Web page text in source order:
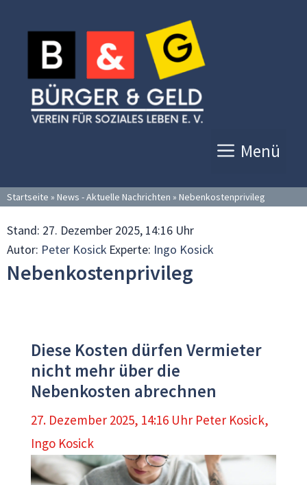
Inhalt
springen
Menü
Startseite » News - Aktuelle Nachrichten » Nebenkostenprivileg
Stand: 27. Dezember 2025, 14:16 Uhr
Autor: Peter Kosick Experte: Ingo Kosick
Nebenkostenprivileg
Diese Kosten dürfen Vermieter
nicht mehr über die
Nebenkosten abrechnen
27. Dezember 2025, 14:16 Uhr Peter Kosick,
Ingo Kosick